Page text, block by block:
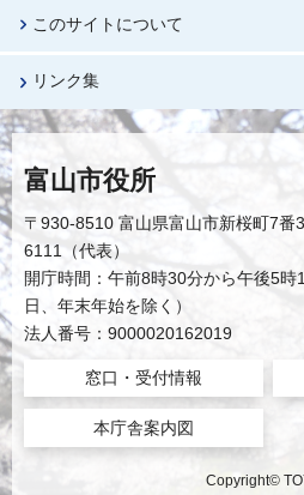
このサイトについて
リンク集
富山市役所
〒930-8510 富山県富山市新桜町7
6111（代表）
開庁時間：午前8時30分から午後5
日、年末年始を除く）
法人番号：9000020162019
窓口・受付情報
本庁舎案内図
Copyright©